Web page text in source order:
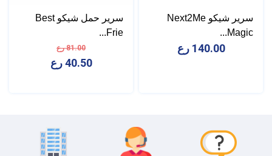
سرير شيكو Next2Me
Magic...
140.00 رع
سرير حمل شيكو Best
Frie...
81.00 رع
40.50 رع